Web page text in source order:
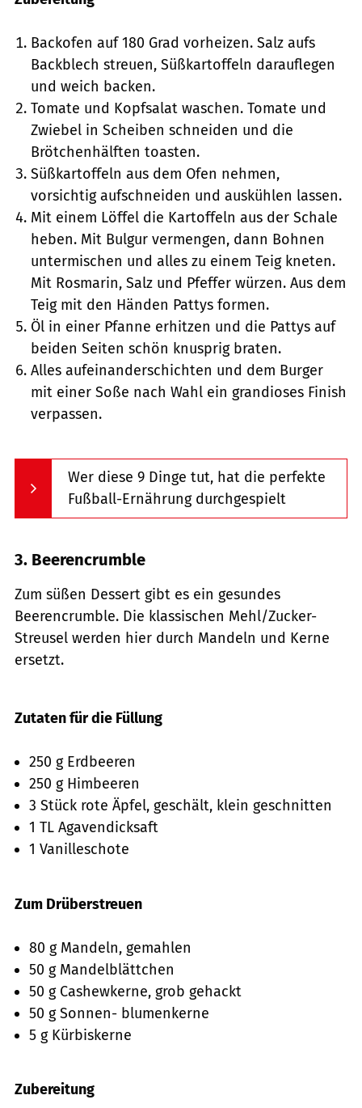
Backofen auf 180 Grad vorheizen. Salz aufs
Backblech streuen, Süßkartoffeln darauflegen
und weich backen.
Tomate und Kopfsalat waschen. Tomate und
Zwiebel in Scheiben schneiden und die
Brötchenhälften toasten.
Süßkartoffeln aus dem Ofen nehmen,
vorsichtig aufschneiden und auskühlen lassen.
Mit einem Löffel die Kartoffeln aus der Schale
heben. Mit Bulgur vermengen, dann Bohnen
untermischen und alles zu einem Teig kneten.
Mit Rosmarin, Salz und Pfeffer würzen. Aus dem
Teig mit den Händen Pattys formen.
Öl in einer Pfanne erhitzen und die Pattys auf
beiden Seiten schön knusprig braten.
Alles aufeinanderschichten und dem Burger
mit einer Soße nach Wahl ein grandioses Finish
verpassen.
Wer diese 9 Dinge tut, hat die perfekte
Fußball-Ernährung durchgespielt
3. Beerencrumble
Zum süßen Dessert gibt es ein gesundes
Beerencrumble. Die klassischen Mehl/Zucker-
Streusel werden hier durch Mandeln und Kerne
ersetzt.
Zutaten für die Füllung
250 g Erdbeeren
250 g Himbeeren
3 Stück rote Äpfel, geschält, klein geschnitten
1 TL Agavendicksaft
1 Vanilleschote
Zum Drüberstreuen
80 g Mandeln, gemahlen
50 g Mandelblättchen
50 g Cashewkerne, grob gehackt
50 g Sonnen- blumenkerne
5 g Kürbiskerne
Zubereitung